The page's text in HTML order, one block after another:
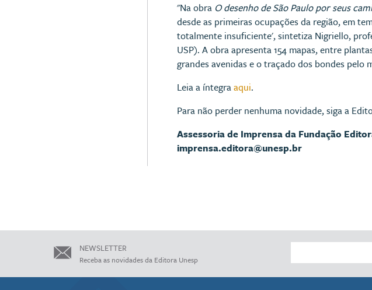
"Na obra O desenho de São Paulo por seus
desde as primeiras ocupações da região, em
totalmente insuficiente', sintetiza Nigriello,
USP). A obra apresenta 154 mapas, entre
grandes avenidas e o traçado dos bondes pelo
Leia a íntegraaqui.
Para não perder nenhuma novidade, siga a
Assessoria de Imprensa da Fundação
imprensa.editora@unesp.br
NEWSLETTER
Receba as novidades da Editora Unesp